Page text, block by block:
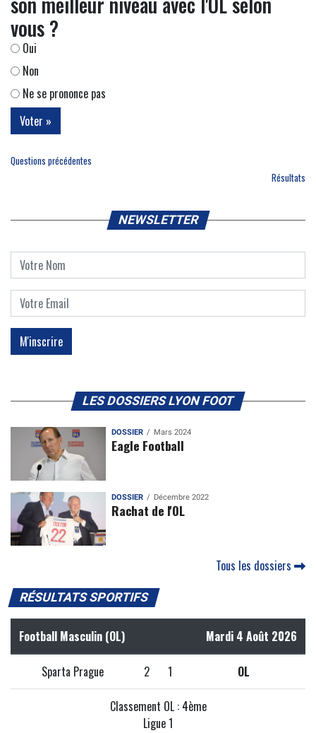
vous ?
Oui
Non
Ne se prononce pas
Questions précédentes
Résultats
NEWSLETTER
LES DOSSIERS LYON FOOT
DOSSIER Mars 2024
Eagle Football
DOSSIER Décembre 2022
Rachat de l'OL
Tous les dossiers
RÉSULTATS SPORTIFS
Football Masculin (OL) Mardi 4 Août 2026
Sparta Prague 2 1 OL
Classement OL : 4ème
Ligue 1